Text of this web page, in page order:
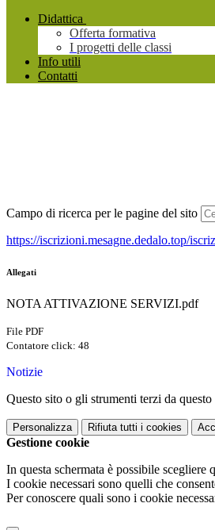
Didattica
Offerta formativa
I progetti delle classi
Info utili
Contatti
Campo di ricerca per le pagine del sito
https://iscrizioni.mesagne.dedalo.top/
Allegati
NOTA ATTIVAZIONE SERVIZI.pdf
File PDF
Contatore click: 48
Notizie
Questo sito o gli strumenti terzi da
Personalizza Rifiuta tutti i cookies
Gestione cookie
In questa schermata è possibile scegliere
I cookie necessari sono quelli che
Per conoscere quali sono i cookie